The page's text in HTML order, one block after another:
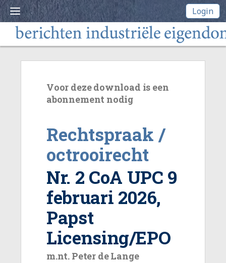
Login
Voor deze download is een
abonnement nodig
Rechtspraak /
octrooirecht
Nr. 2 CoA UPC 9
februari 2026,
Papst
Licensing/EPO
m.nt. Peter de Lange